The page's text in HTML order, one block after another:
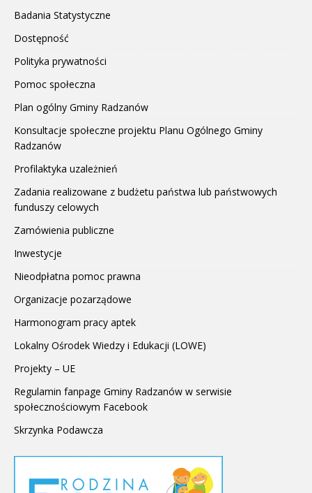
Badania Statystyczne
Dostępność
Polityka prywatności
Pomoc społeczna
Plan ogólny Gminy Radzanów
Konsultacje społeczne projektu Planu Ogólnego Gminy
Radzanów
Profilaktyka uzależnień
Zadania realizowane z budżetu państwa lub państwowych
funduszy celowych
Zamówienia publiczne
Inwestycje
Nieodpłatna pomoc prawna
Organizacje pozarządowe
Harmonogram pracy aptek
Lokalny Ośrodek Wiedzy i Edukacji (LOWE)
Projekty – UE
Regulamin fanpage Gminy Radzanów w serwisie
społecznościowym Facebook
Skrzynka Podawcza